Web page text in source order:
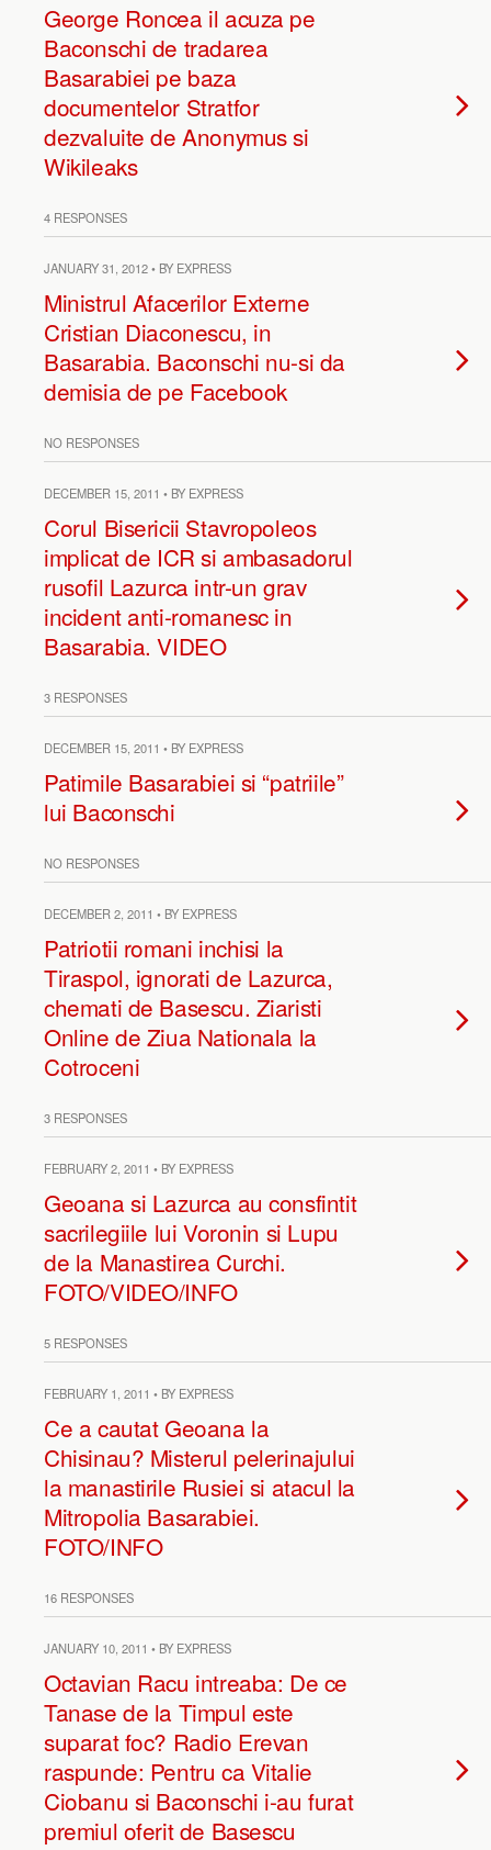
George Roncea il acuza pe
Baconschi de tradarea
Basarabiei pe baza
documentelor Stratfor
dezvaluite de Anonymus si
Wikileaks
4 RESPONSES
JANUARY 31, 2012 • BY EXPRESS
Ministrul Afacerilor Externe
Cristian Diaconescu, in
Basarabia. Baconschi nu-si da
demisia de pe Facebook
NO RESPONSES
DECEMBER 15, 2011 • BY EXPRESS
Corul Bisericii Stavropoleos
implicat de ICR si ambasadorul
rusofil Lazurca intr-un grav
incident anti-romanesc in
Basarabia. VIDEO
3 RESPONSES
DECEMBER 15, 2011 • BY EXPRESS
Patimile Basarabiei si “patriile”
lui Baconschi
NO RESPONSES
DECEMBER 2, 2011 • BY EXPRESS
Patriotii romani inchisi la
Tiraspol, ignorati de Lazurca,
chemati de Basescu. Ziaristi
Online de Ziua Nationala la
Cotroceni
3 RESPONSES
FEBRUARY 2, 2011 • BY EXPRESS
Geoana si Lazurca au consfintit
sacrilegiile lui Voronin si Lupu
de la Manastirea Curchi.
FOTO/VIDEO/INFO
5 RESPONSES
FEBRUARY 1, 2011 • BY EXPRESS
Ce a cautat Geoana la
Chisinau? Misterul pelerinajului
la manastirile Rusiei si atacul la
Mitropolia Basarabiei.
FOTO/INFO
16 RESPONSES
JANUARY 10, 2011 • BY EXPRESS
Octavian Racu intreaba: De ce
Tanase de la Timpul este
suparat foc? Radio Erevan
raspunde: Pentru ca Vitalie
Ciobanu si Baconschi i-au furat
premiul oferit de Basescu